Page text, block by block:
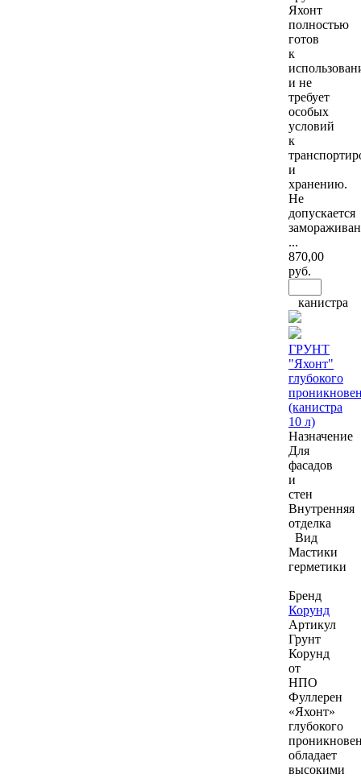
Яхонт
полностью
готов
к
и не
требует
особых
условий
к
и
хранению.
Не
допускается
...
870,00
руб.
канистра
ГРУНТ
"Яхонт"
глубокого
(канистра
10 л)
Назначение
Для
фасадов
и
стен
Внутренняя
отделка
Вид
Мастики
герметики
Бренд
Корунд
Артикул
Грунт
Корунд
от
НПО
Фуллерен
«Яхонт»
глубокого
обладает
высокими